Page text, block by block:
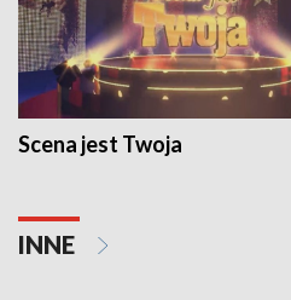
Scena jest Twoja
INNE